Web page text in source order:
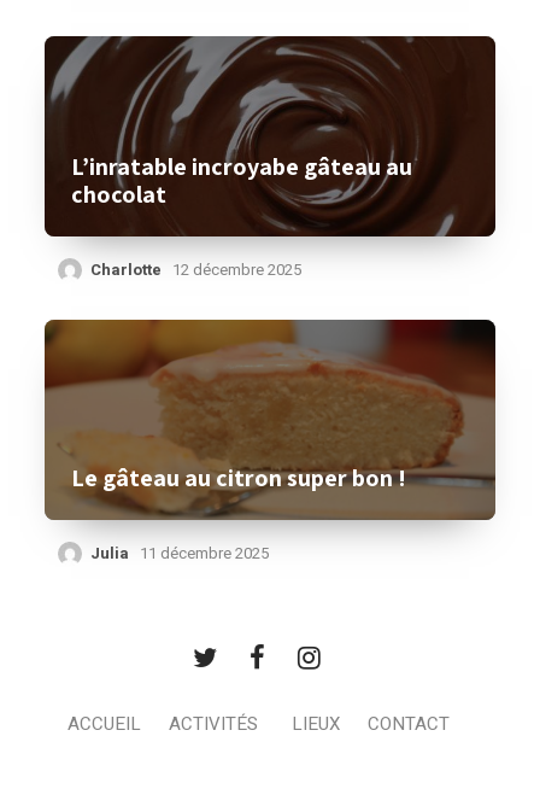
L’inratable incroyabe gâteau au
chocolat
Charlotte 12 décembre 2025
Le gâteau au citron super bon !
Julia 11 décembre 2025
ACCUEIL ACTIVITÉS LIEUX CONTACT